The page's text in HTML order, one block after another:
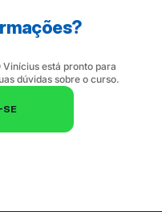
Vinícius está pronto para
dúvidas sobre o curso.
SE